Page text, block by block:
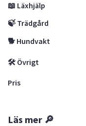
📖 Läxhjälp
🍃 Trädgård
🐕 Hundvakt
🛠 Övrigt
Pris
Läs mer 🔎